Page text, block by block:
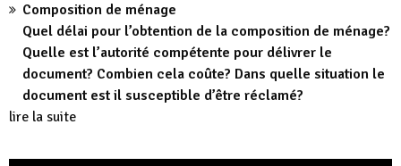
Composition de ménage
Quel délai pour l’obtention de la composition de ménage?
Quelle est l’autorité compétente pour délivrer le
document? Combien cela coûte? Dans quelle situation le
document est il susceptible d’être réclamé?
lire la suite